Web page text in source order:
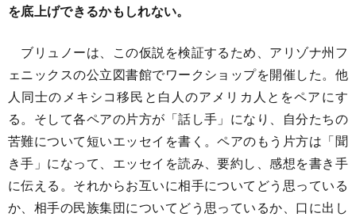
を底上げできるかもしれない。
ブリュノーは、この仮説を検証するため、アリゾナ州フ
ェニックスの公立図書館でワークショップを開催した。他
人同士のメキシコ移民と白人のアメリカ人とをペアにす
る。そして各ペアの片方が「話し手」になり、自分たちの
苦難について短いエッセイを書く。ペアのもう片方は「聞
き手」になって、エッセイを読み、要約し、感想を書き手
に伝える。それからお互いに相手についてどう思っている
か、相手の民族集団についてどう思っているか、口に出し